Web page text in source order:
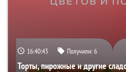
16:40:42 Получили:6
Торты, пирожные и другие